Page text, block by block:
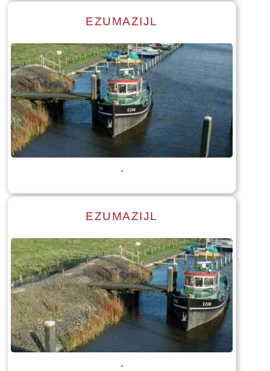
Lees meer
EZUMAZIJL
-
Lees meer
Tekst: © Foto: © Bauke Folkertsma
EZUMAZIJL
-